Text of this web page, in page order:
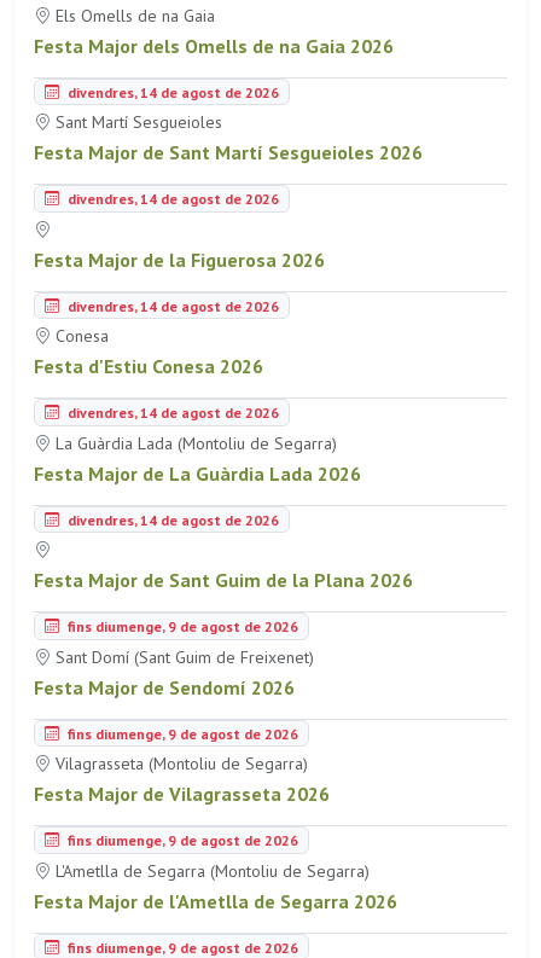
Els Omells de na Gaia
Festa Major dels Omells de na Gaia 2026
divendres, 14 de agost de 2026
Sant Martí Sesgueioles
Festa Major de Sant Martí Sesgueioles 2026
divendres, 14 de agost de 2026
Festa Major de la Figuerosa 2026
divendres, 14 de agost de 2026
Conesa
Festa d'Estiu Conesa 2026
divendres, 14 de agost de 2026
La Guàrdia Lada (Montoliu de Segarra)
Festa Major de La Guàrdia Lada 2026
divendres, 14 de agost de 2026
Festa Major de Sant Guim de la Plana 2026
fins diumenge, 9 de agost de 2026
Sant Domí (Sant Guim de Freixenet)
Festa Major de Sendomí 2026
fins diumenge, 9 de agost de 2026
Vilagrasseta (Montoliu de Segarra)
Festa Major de Vilagrasseta 2026
fins diumenge, 9 de agost de 2026
L'Ametlla de Segarra (Montoliu de Segarra)
Festa Major de l'Ametlla de Segarra 2026
fins diumenge, 9 de agost de 2026